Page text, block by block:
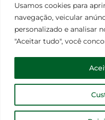
Usamos cookies para
navegação, veicular
personalizado e analisar
"Aceitar tudo", você
mail:
de talentos:
© Copyright 2012 - 2026 |
Laboratório de